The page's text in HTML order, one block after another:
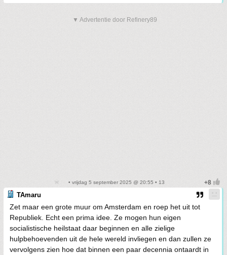
▼ Advertentie door Refinery89
• vrijdag 5 september 2025 @ 20:55 • 13
TAmaru
Zet maar een grote muur om Amsterdam en roep het uit tot
Republiek. Echt een prima idee. Ze mogen hun eigen
socialistische heilstaat daar beginnen en alle zielige
hulpbehoevenden uit de hele wereld invliegen en dan zullen ze
vervolgens zien hoe dat binnen een paar decennia ontaardt in